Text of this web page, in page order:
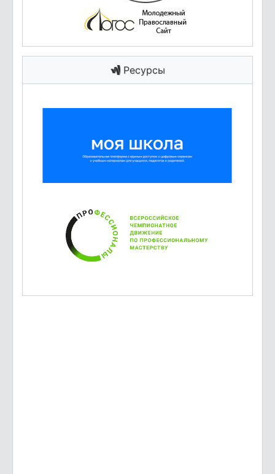
Ресурсы